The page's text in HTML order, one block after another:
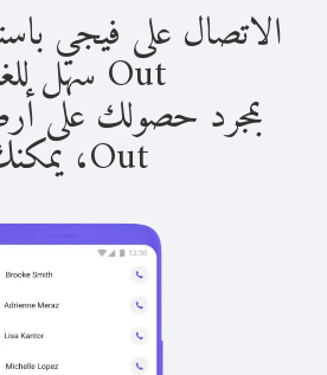
Out سهل للغاية.
Out، يمكنك: